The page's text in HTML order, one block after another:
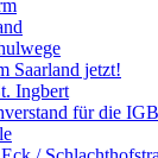
Saarland jetzt!
Ingbert
für die